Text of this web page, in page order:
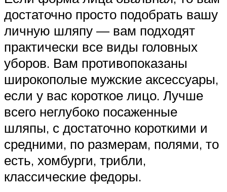
достаточно просто подобрать вашу
личную шляпу — вам подходят
практически все виды головных
уборов. Вам противопоказаны
широкополые мужские аксессуары,
если у вас короткое лицо. Лучше
всего неглубоко посаженные
шляпы, с достаточно короткими и
средними, по размерам, полями, то
есть, хомбурги, трибли,
классические федоры.